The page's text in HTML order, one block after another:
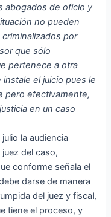
abogados de oficio y
no pueden
por
que sólo
pertenece a otra
el juicio pues le
pero efectivamente,
en un caso
la audiencia
del caso,
conforme señala el
darse de manera
del juez y fiscal,
tiene el proceso, y